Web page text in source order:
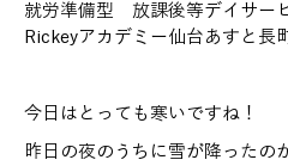
就労準備型 放課後等デイサー
Rickeyアカデミー仙台あすと長
今日はとっても寒いですね！
昨日の夜のうちに雪が降ったの